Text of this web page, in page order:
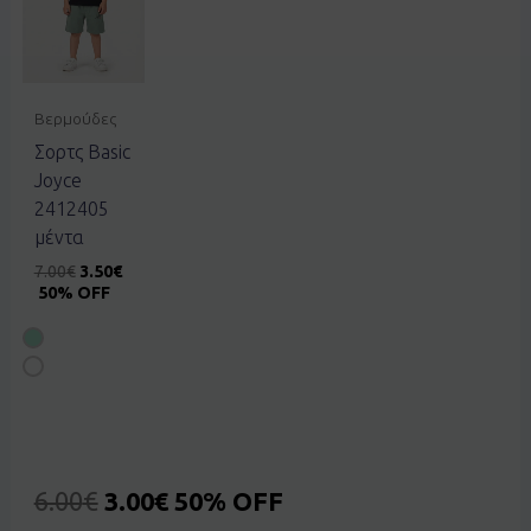
Βερμούδες
Σορτς Basic
Joyce
2412405
μέντα
7.00€ 3.50€
50% OFF
6.00€ 3.00€ 50% OFF